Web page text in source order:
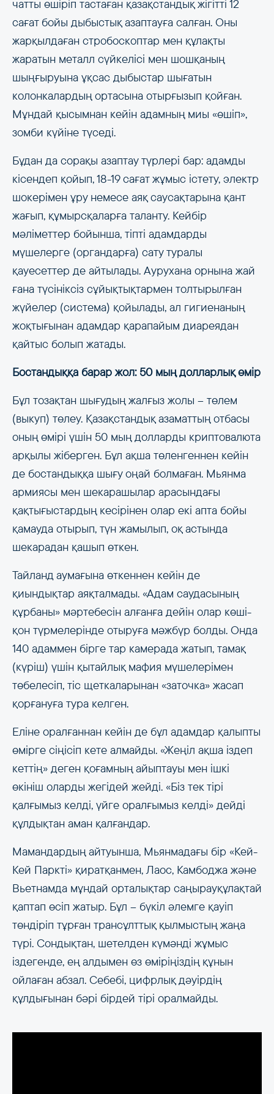
чатты өшіріп тастаған қазақстандық жігітті 12
сағат бойы дыбыстық азаптауға салған. Оны
жарқылдаған стробоскоптар мен құлақты
жаратын металл сүйкелісі мен шошқаның
шыңғыруына ұқсас дыбыстар шығатын
колонкалардың ортасына отырғызып қойған.
Мұндай қысымнан кейін адамның миы «өшіп»,
зомби күйіне түседі.
Бұдан да сорақы азаптау түрлері бар: адамды
кісендеп қойып, 18-19 сағат жұмыс істету, электр
шокерімен ұру немесе аяқ саусақтарына қант
жағып, құмырсқаларға таланту. Кейбір
мәліметтер бойынша, тіпті адамдарды
мүшелерге (органдарға) сату туралы
қауесеттер де айтылады. Аурухана орнына жай
ғана түсініксіз сұйықтықтармен толтырылған
жүйелер (система) қойылады, ал гигиенаның
жоқтығынан адамдар қарапайым диареядан
қайтыс болып жатады.
Бостандыққа барар жол: 50 мың долларлық өмір
Бұл тозақтан шығудың жалғыз жолы – төлем
(выкуп) төлеу. Қазақстандық азаматтың отбасы
оның өмірі үшін 50 мың долларды криптовалюта
арқылы жіберген. Бұл ақша төленгеннен кейін
де бостандыққа шығу оңай болмаған. Мьянма
армиясы мен шекарашылар арасындағы
қақтығыстардың кесірінен олар екі апта бойы
қамауда отырып, түн жамылып, оқ астында
шекарадан қашып өткен.
Тайланд аумағына өткеннен кейін де
қиындықтар аяқталмады. «Адам саудасының
құрбаны» мәртебесін алғанға дейін олар көші-
қон түрмелерінде отыруға мәжбүр болды. Онда
140 адаммен бірге тар камерада жатып, тамақ
(күріш) үшін қытайлық мафия мүшелерімен
төбелесіп, тіс щеткаларынан «заточка» жасап
қорғануға тура келген.
Еліне оралғаннан кейін де бұл адамдар қалыпты
өмірге сіңісіп кете алмайды. «Жеңіл ақша іздеп
кеттің» деген қоғамның айыптауы мен ішкі
өкініш оларды жегідей жейді. «Біз тек тірі
қалғымыз келді, үйге оралғымыз келді» дейді
құлдықтан аман қалғандар.
Мамандардың айтуынша, Мьянмадағы бір «Кей-
Кей Паркті» қиратқанмен, Лаос, Камбоджа және
Вьетнамда мұндай орталықтар саңырауқұлақтай
қаптап өсіп жатыр. Бұл – бүкіл әлемге қауіп
төндіріп тұрған трансұлттық қылмыстың жаңа
түрі. Сондықтан, шетелден күмәнді жұмыс
іздегенде, ең алдымен өз өміріңіздің құнын
ойлаған абзал. Себебі, цифрлық дәуірдің
құлдығынан бәрі бірдей тірі оралмайды.